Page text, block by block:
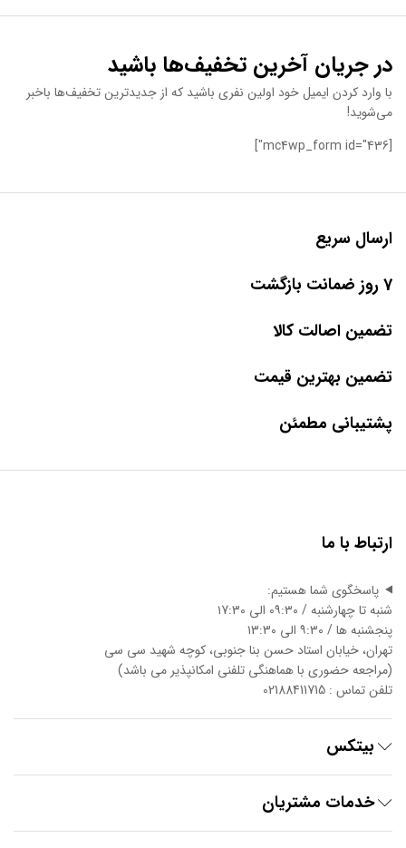
در جریان آخرین تخفیف‌ها باشید
با وارد کردن ایمیل خود اولین نفری باشید که از جدیدترین تخفیف‌ها باخبر
می‌شوید!
[mc4wp_form id="436"]
ارسال سریع
7 روز ضمانت بازگشت
تضمین اصالت کالا
تضمین بهترین قیمت
پشتیبانی مطمئن
ارتباط با ما
پاسخگوی شما هستیم:
شنبه تا چهارشنبه / ۰۹:۳۰ الی ۱7:3۰
پنجشنبه ها / ۹:۳۰ الی ۱3:3۰
تهران، خیابان استاد حسن بنا جنوبی، کوچه شهید سی سی
(مراجعه حضوری با هماهنگی تلفنی امکانپذیر می باشد)
تلفن تماس : 02188411715
بیتکس
خدمات مشتریان